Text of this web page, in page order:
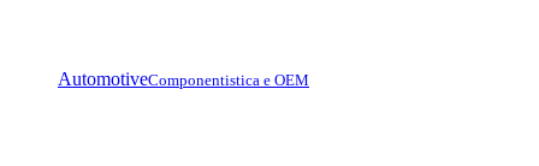
AutomotiveComponentistica e OEM